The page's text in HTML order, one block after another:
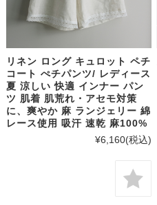
リネン ロング キュロット ペチ
コート ぺチパンツ/ レディース
夏 涼しい 快適 インナー パン
ツ 肌着 肌荒れ・アセモ対策
に、爽やか 麻 ランジェリー 綿
レース使用 吸汗 速乾 麻100%
¥6,160(税込)